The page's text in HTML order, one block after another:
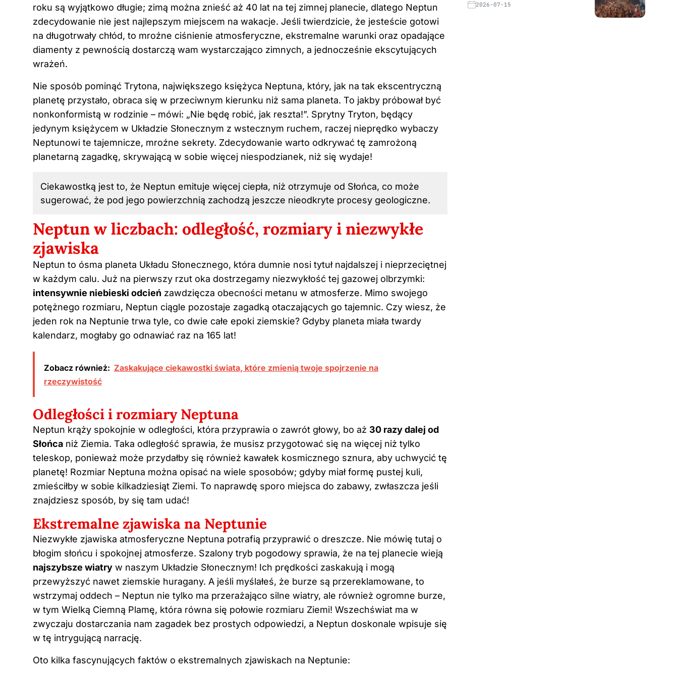
roku są wyjątkowo długie; zimą można znieść aż 40 lat na tej zimnej planecie, dlatego Neptun
zdecydowanie nie jest najlepszym miejscem na wakacje. Jeśli twierdzicie, że jesteście gotowi
na długotrwały chłód, to mroźne ciśnienie atmosferyczne, ekstremalne warunki oraz opadające
diamenty z pewnością dostarczą wam wystarczająco zimnych, a jednocześnie ekscytujących
wrażeń.
Nie sposób pominąć Trytona, największego księżyca Neptuna, który, jak na tak ekscentryczną
planetę przystało, obraca się w przeciwnym kierunku niż sama planeta. To jakby próbował być
nonkonformistą w rodzinie – mówi: „Nie będę robić, jak reszta!”. Sprytny Tryton, będący
jedynym księżycem w Układzie Słonecznym z wstecznym ruchem, raczej nieprędko wybaczy
Neptunowi te tajemnicze, mroźne sekrety. Zdecydowanie warto odkrywać tę zamrożoną
planetarną zagadkę, skrywającą w sobie więcej niespodzianek, niż się wydaje!
Ciekawostką jest to, że Neptun emituje więcej ciepła, niż otrzymuje od Słońca, co może
sugerować, że pod jego powierzchnią zachodzą jeszcze nieodkryte procesy geologiczne.
Neptun w liczbach: odległość, rozmiary i niezwykłe
zjawiska
Neptun to ósma planeta Układu Słonecznego, która dumnie nosi tytuł najdalszej i nieprzeciętnej
w każdym calu. Już na pierwszy rzut oka dostrzegamy niezwykłość tej gazowej olbrzymki:
intensywnie niebieski odcień zawdzięcza obecności metanu w atmosferze. Mimo swojego
potężnego rozmiaru, Neptun ciągle pozostaje zagadką otaczających go tajemnic. Czy wiesz, że
jeden rok na Neptunie trwa tyle, co dwie całe epoki ziemskie? Gdyby planeta miała twardy
kalendarz, mogłaby go odnawiać raz na 165 lat!
Zobacz również: Zaskakujące ciekawostki świata, które zmienią twoje spojrzenie na
rzeczywistość
Odległości i rozmiary Neptuna
Neptun krąży spokojnie w odległości, która przyprawia o zawrót głowy, bo aż 30 razy dalej od
Słońca niż Ziemia. Taka odległość sprawia, że musisz przygotować się na więcej niż tylko
teleskop, ponieważ może przydałby się również kawałek kosmicznego sznura, aby uchwycić tę
planetę! Rozmiar Neptuna można opisać na wiele sposobów; gdyby miał formę pustej kuli,
zmieściłby w sobie kilkadziesiąt Ziemi. To naprawdę sporo miejsca do zabawy, zwłaszcza jeśli
znajdziesz sposób, by się tam udać!
Ekstremalne zjawiska na Neptunie
Niezwykłe zjawiska atmosferyczne Neptuna potrafią przyprawić o dreszcze. Nie mówię tutaj o
błogim słońcu i spokojnej atmosferze. Szalony tryb pogodowy sprawia, że na tej planecie wieją
najszybsze wiatry w naszym Układzie Słonecznym! Ich prędkości zaskakują i mogą
przewyższyć nawet ziemskie huragany. A jeśli myślałeś, że burze są przereklamowane, to
wstrzymaj oddech – Neptun nie tylko ma przerażająco silne wiatry, ale również ogromne burze,
w tym Wielką Ciemną Plamę, która równa się połowie rozmiaru Ziemi! Wszechświat ma w
zwyczaju dostarczania nam zagadek bez prostych odpowiedzi, a Neptun doskonale wpisuje się
w tę intrygującą narrację.
Oto kilka fascynujących faktów o ekstremalnych zjawiskach na Neptunie:
2026-07-15